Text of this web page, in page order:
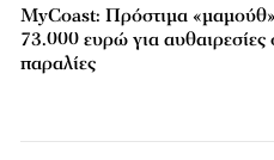
MyCoast: Πρόστιμα
73.000 ευρώ για αυθαιρεσίες
παραλίες